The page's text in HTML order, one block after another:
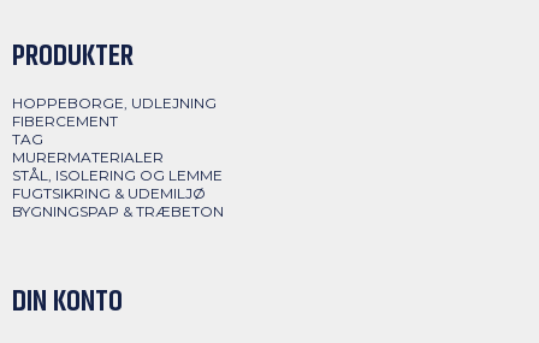
PRODUKTER
HOPPEBORGE, UDLEJNING
FIBERCEMENT
TAG
MURERMATERIALER
STÅL, ISOLERING OG LEMME
FUGTSIKRING & UDEMILJØ
BYGNINGSPAP & TRÆBETON
DIN KONTO